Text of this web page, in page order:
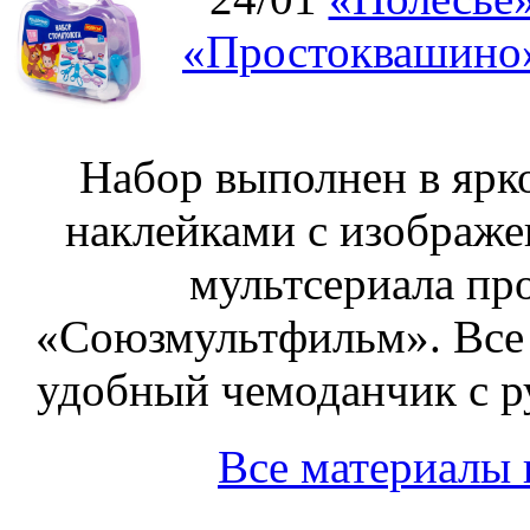
Набор выполнен в
наклейками с
мультсериала
«Союзмультфильм».
удобный чемоданчик с
Все